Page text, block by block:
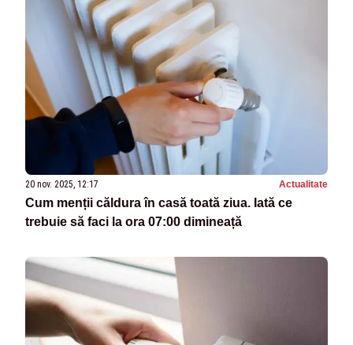
20 nov. 2025, 12:17 Actualitate
Cum menții căldura în casă toată ziua. Iată ce
trebuie să faci la ora 07:00 dimineață